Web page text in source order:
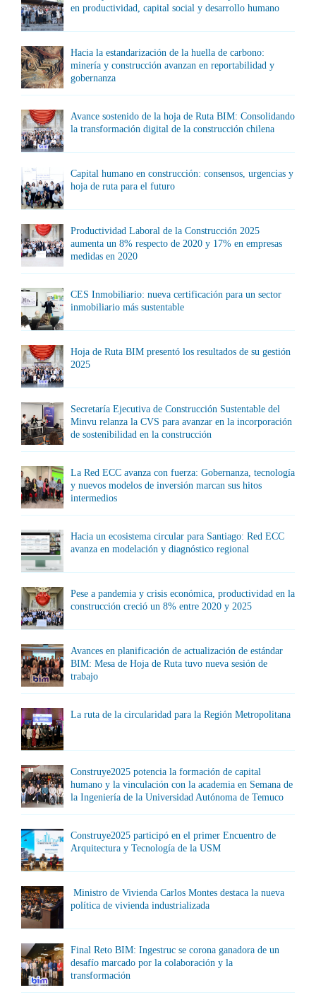
en productividad, capital social y desarrollo humano
Hacia la estandarización de la huella de carbono:
minería y construcción avanzan en reportabilidad y
gobernanza
Avance sostenido de la hoja de Ruta BIM: Consolidando
la transformación digital de la construcción chilena
Capital humano en construcción: consensos, urgencias y
hoja de ruta para el futuro
Productividad Laboral de la Construcción 2025
aumenta un 8% respecto de 2020 y 17% en empresas
medidas en 2020
CES Inmobiliario: nueva certificación para un sector
inmobiliario más sustentable
Hoja de Ruta BIM presentó los resultados de su gestión
2025
Secretaría Ejecutiva de Construcción Sustentable del
Minvu relanza la CVS para avanzar en la incorporación
de sostenibilidad en la construcción
La Red ECC avanza con fuerza: Gobernanza, tecnología
y nuevos modelos de inversión marcan sus hitos
intermedios
Hacia un ecosistema circular para Santiago: Red ECC
avanza en modelación y diagnóstico regional
Pese a pandemia y crisis económica, productividad en la
construcción creció un 8% entre 2020 y 2025
Avances en planificación de actualización de estándar
BIM: Mesa de Hoja de Ruta tuvo nueva sesión de
trabajo
La ruta de la circularidad para la Región Metropolitana
Construye2025 potencia la formación de capital
humano y la vinculación con la academia en Semana de
la Ingeniería de la Universidad Autónoma de Temuco
Construye2025 participó en el primer Encuentro de
Arquitectura y Tecnología de la USM
Ministro de Vivienda Carlos Montes destaca la nueva
política de vivienda industrializada
Final Reto BIM: Ingestruc se corona ganadora de un
desafío marcado por la colaboración y la
transformación